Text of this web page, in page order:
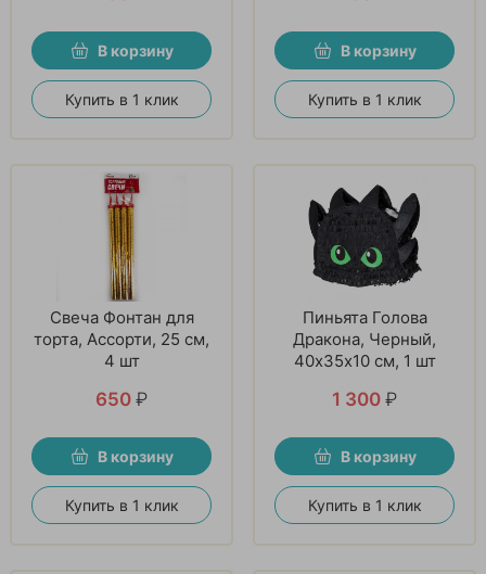
В корзину
Купить в 1 клик
В корзину
Купить в 1 клик
Свеча Фонтан для
торта, Ассорти, 25 см,
4 шт
650 ₽
В корзину
Купить в 1 клик
Пиньята Голова
Дракона, Черный,
40х35х10 см, 1 шт
1 300 ₽
В корзину
Купить в 1 клик